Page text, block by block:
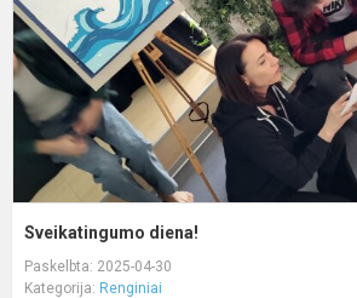
Sveikatingumo diena!
Paskelbta: 2025-04-30
Kategorija: Renginiai